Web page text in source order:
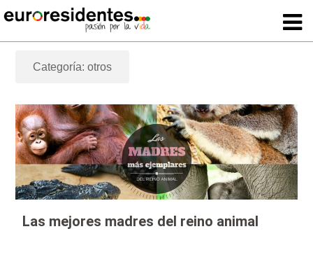
Categoría: otros
Las mejores madres del reino animal